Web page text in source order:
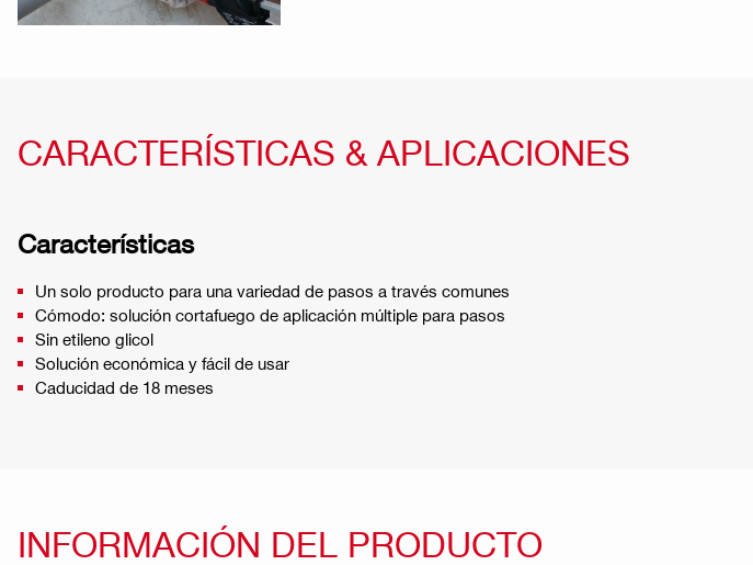
CARACTERÍSTICAS & APLICACIONES
Características
Un solo producto para una variedad de pasos a través comunes
Cómodo: solución cortafuego de aplicación múltiple para pasos
Sin etileno glicol
Solución económica y fácil de usar
Caducidad de 18 meses
INFORMACIÓN DEL PRODUCTO